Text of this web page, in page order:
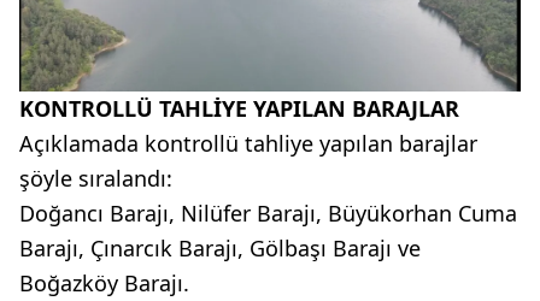
KONTROLLÜ TAHLİYE YAPILAN BARAJLAR
Açıklamada kontrollü tahliye yapılan barajlar
şöyle sıralandı:
Doğancı Barajı, Nilüfer Barajı, Büyükorhan Cuma
Barajı, Çınarcık Barajı, Gölbaşı Barajı ve
Boğazköy Barajı.